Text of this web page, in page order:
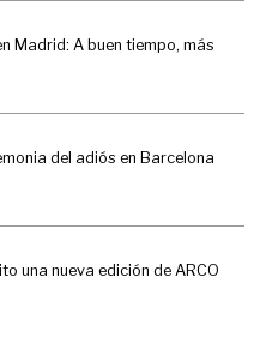
Madrid: A buen tiempo, más
del adiós en Barcelona
una nueva edición de ARCO